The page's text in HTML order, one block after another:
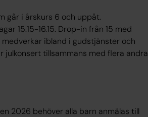
går i årskurs 6 och uppåt.
15.15-16.15. Drop-in från 15 med
medverkar ibland i gudstjänster och
julkonsert tillsammans med flera andra
2026 behöver alla barn anmälas till